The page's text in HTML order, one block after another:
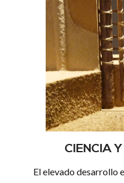
CIENCIA
El elevado desarrollo